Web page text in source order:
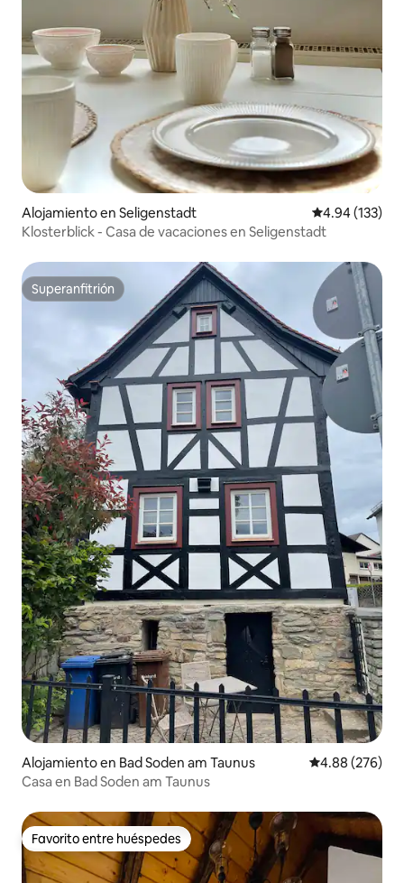
Alojamiento en Seligenstadt Calificación
4.94 (133)
Klosterblick - Casa de vacaciones en Seligenstadt
Superanfitrión
Superanfitrión
Alojamiento en Bad Soden am Taunus Calificación
4.88 (276)
Casa en Bad Soden am Taunus
Favorito entre huéspedes
Favorito entre huéspedes